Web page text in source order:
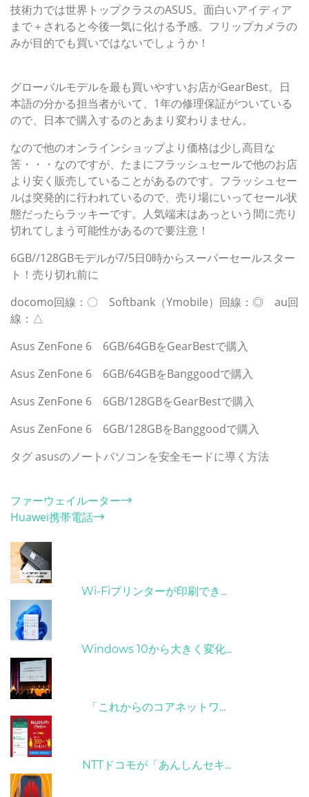
技術力では世界トップクラスのASUS。面白いアイディア
まで＋されると今後一気に化ける予感。フリップカメラの
みが目的でも買いではないでしょうか！
グローバルモデルを最も買いやすいお店がGearBest。日
本語の分かる担当者がいて、1年の修理保証がついている
ので、日本で購入するのとあまり変わりません。
なので他のオンラインショップより価格は少し高目な
筈・・・なのですが、たまにフラッシュセールで他のお店
より安く販売していることがあるのです。フラッシュセー
ルは突発的に行われているので、売り場にいってセール状
態だったらラッキーです。人気端末はあっという間に売り
切れてしまう可能性があるので要注意！
6GB//128GBモデルが7/5日0時からスーパーセールスター
ト！売り切れ前に
docomo回線：〇 Softbank（Ymobile）回線：◎ au回
線：△
Asus ZenFone 6 6GB/64GBをGearBestで購入
Asus ZenFone 6 6GB/64GBをBanggoodで購入
Asus ZenFone 6 6GB/128GBをGearBestで購入
Asus ZenFone 6 6GB/128GBをBanggoodで購入
タグasusのノートパソコンを安全モードに導く方法
ファーウェイルーター
Huawei携帯電話
Wi-Fiプリンターが印刷でき...
Windows 10から大きく変化...
「これからのコアネットワ...
NTTドコモが「あんしんセキ...